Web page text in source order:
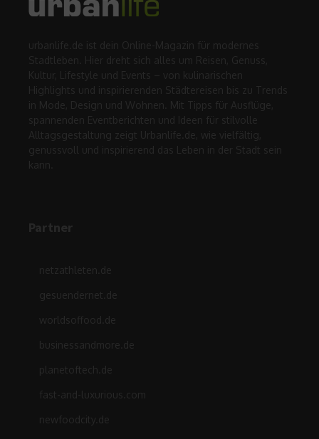
urbanlife.de ist dein Online-Magazin für modernes
Stadtleben. Hier dreht sich alles um Reisen, Genuss,
Kultur, Lifestyle und Events – von kulinarischen
Highlights und inspirierenden Städtereisen bis zu Trends
in Mode, Design und Wohnen. Mit Tipps für Ausflüge,
spannenden Eventberichten und Ideen für stilvolle
Alltagsgestaltung zeigt Urbanlife.de, wie vielfältig,
genussvoll und inspirierend das Leben in der Stadt sein
kann.
Partner
netzathleten.de
gesuendernet.de
worldsoffood.de
businessandmore.de
planetoftech.de
fast-and-luxurious.com
newfoodcity.de